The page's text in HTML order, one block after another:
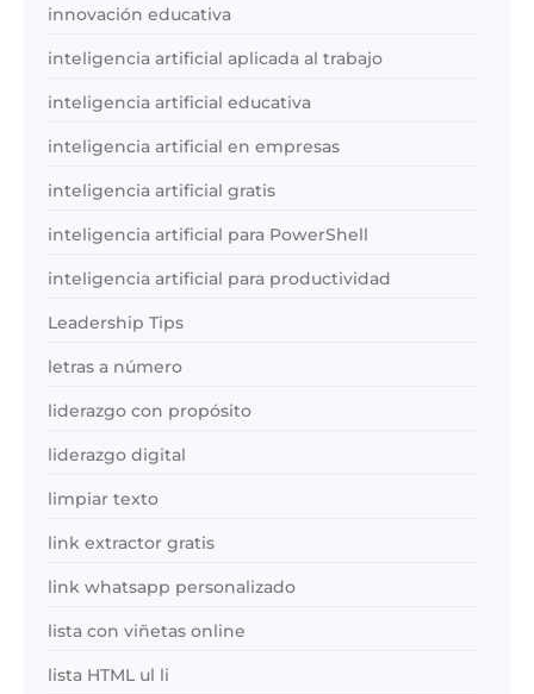
innovación educativa
inteligencia artificial aplicada al trabajo
inteligencia artificial educativa
inteligencia artificial en empresas
inteligencia artificial gratis
inteligencia artificial para PowerShell
inteligencia artificial para productividad
Leadership Tips
letras a número
liderazgo con propósito
liderazgo digital
limpiar texto
link extractor gratis
link whatsapp personalizado
lista con viñetas online
lista HTML ul li